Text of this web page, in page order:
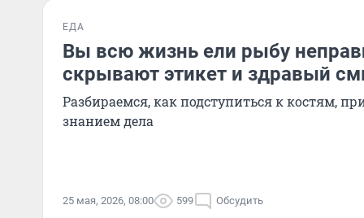
ЕДА
Вы всю жизнь ели рыбу
скрывают этикет и здравый
Разбираемся, как подступиться к костям,
знанием дела
25 мая, 2026, 08:00 599 Обсудить